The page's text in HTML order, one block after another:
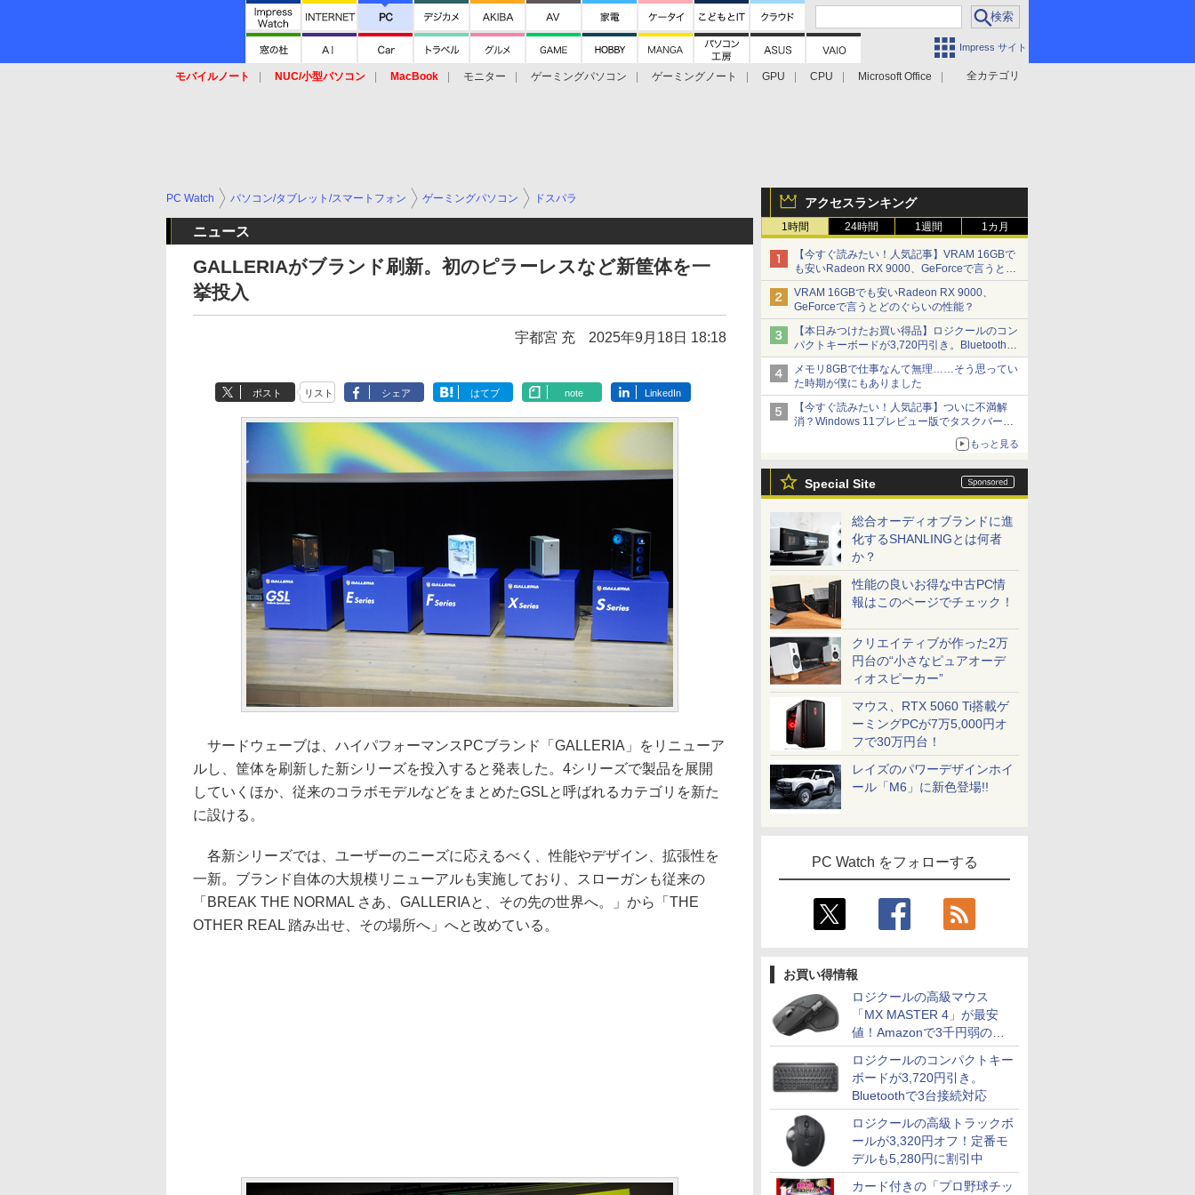
Impress サイト
全カテゴリ
モバイルノート NUC/小型パソコン MacBook モニター ゲーミングパソコン ゲーミングノート GPU CPU
Microsoft Office
アクセスランキング
1時間 24時間 1週間 1カ月
【今すぐ読みたい！人気記事】VRAM 16GBで
も安いRadeon RX 9000、GeForceで言うとど
のぐらいの性能？ - PC Watch
VRAM 16GBでも安いRadeon RX 9000、
GeForceで言うとどのぐらいの性能？
【本日みつけたお買い得品】ロジクールのコン
パクトキーボードが3,720円引き。Bluetoothで3
台接続対応
メモリ8GBで仕事なんて無理……そう思ってい
た時期が僕にもありました
【今すぐ読みたい！人気記事】ついに不満解
消？Windows 11プレビュー版でタスクバーの
もっと見る
Special Site
総合オーディオブランドに進
化するSHANLINGとは何者
か？
性能の良いお得な中古PC情
報はこのページでチェック！
クリエイティブが作った2万
円台の“小さなピュアオーデ
ィオスピーカー”
マウス、RTX 5060 Ti搭載ゲ
ーミングPCが7万5,000円オ
フで30万円台！
レイズのパワーデザインホイ
ール「M6」に新色登場!!
PC Watch をフォローする
お買い得情報
ロジクールの高級マウス
「MX MASTER 4」が最安
値！Amazonで3千円弱の割
引
ロジクールのコンパクトキー
ボードが3,720円引き。
Bluetoothで3台接続対応
ロジクールの高級トラックボ
ールが3,320円オフ！定番モ
デルも5,280円に割引中
カード付きの「プロ野球チッ
PC Watch パソコン/タブレット/スマートフォン ゲーミングパソコン ドスパラ
ニュース
GALLERIAがブランド刷新。初のピラーレスなど新筐体を一
挙投入
宇都宮 充 2025年9月18日 18:18
ポスト リスト シェア はてブ note LinkedIn
サードウェーブは、ハイパフォーマンスPCブランド「GALLERIA」をリニューア
ルし、筐体を刷新した新シリーズを投入すると発表した。4シリーズで製品を展開
していくほか、従来のコラボモデルなどをまとめたGSLと呼ばれるカテゴリを新た
に設ける。
各新シリーズでは、ユーザーのニーズに応えるべく、性能やデザイン、拡張性を
一新。ブランド自体の大規模リニューアルも実施しており、スローガンも従来の
「BREAK THE NORMAL さあ、GALLERIAと、その先の世界へ。」から「THE
OTHER REAL 踏み出せ、その場所へ」へと改めている。